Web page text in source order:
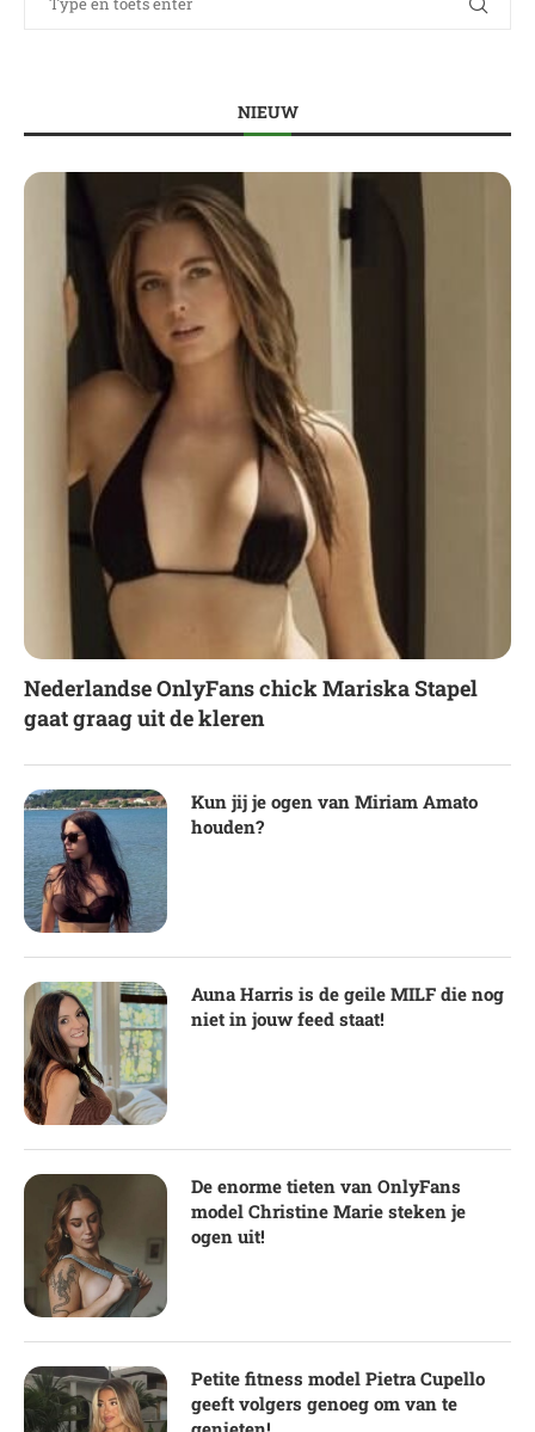
NIEUW
Nederlandse OnlyFans chick Mariska Stapel
gaat graag uit de kleren
Kun jij je ogen van Miriam Amato
houden?
Auna Harris is de geile MILF die nog
niet in jouw feed staat!
De enorme tieten van OnlyFans
model Christine Marie steken je
ogen uit!
Petite fitness model Pietra Cupello
geeft volgers genoeg om van te